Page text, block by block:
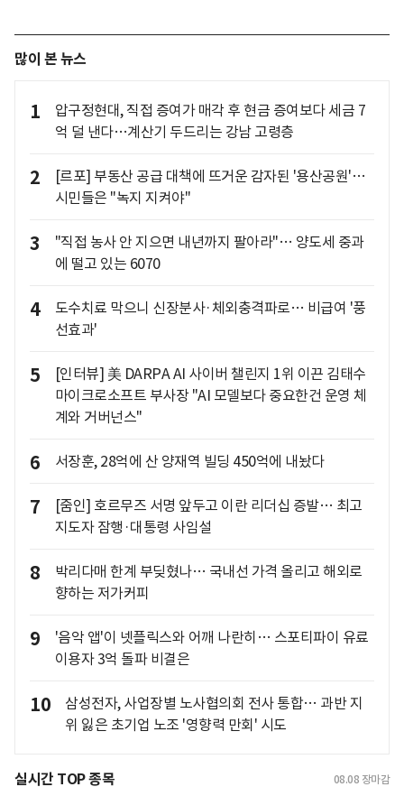
많이 본 뉴스
1
압구정현대, 직접 증여가 매각 후 현금 증여보다 세금 7
억 덜 낸다…계산기 두드리는 강남 고령층
2
[르포] 부동산 공급 대책에 뜨거운 감자된 '용산공원'…
시민들은 "녹지 지켜야"
3
"직접 농사 안 지으면 내년까지 팔아라"… 양도세 중과
에 떨고 있는 6070
4
도수치료 막으니 신장분사·체외충격파로… 비급여 '풍
선효과'
5
[인터뷰] 美 DARPA AI 사이버 챌린지 1위 이끈 김태수
마이크로소프트 부사장 "AI 모델보다 중요한건 운영 체
계와 거버넌스"
6 서장훈, 28억에 산 양재역 빌딩 450억에 내놨다
7
[줌인] 호르무즈 서명 앞두고 이란 리더십 증발… 최고
지도자 잠행·대통령 사임설
8
박리다매 한계 부딪혔나… 국내선 가격 올리고 해외로
향하는 저가커피
9
'음악 앱'이 넷플릭스와 어깨 나란히… 스포티파이 유료
이용자 3억 돌파 비결은
10
삼성전자, 사업장별 노사협의회 전사 통합… 과반 지
위 잃은 초기업 노조 '영향력 만회' 시도
실시간 TOP 종목 08.08 장마감